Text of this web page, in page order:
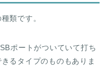
類です。
ポートがついていて打ち
るタイプのものもありま